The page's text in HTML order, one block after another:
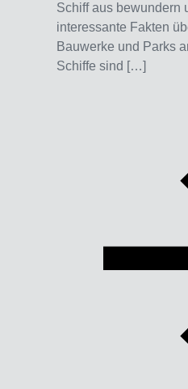
Schiff aus bewundern
interessante Fakten
Bauwerke und Parks
Schiffe sind […]